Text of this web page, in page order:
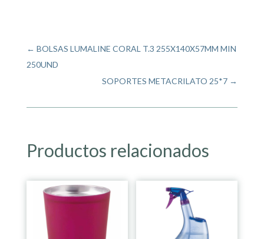
← BOLSAS LUMALINE CORAL T.3 255X140X57MM MIN
250UND
SOPORTES METACRILATO 25*7 →
Productos relacionados